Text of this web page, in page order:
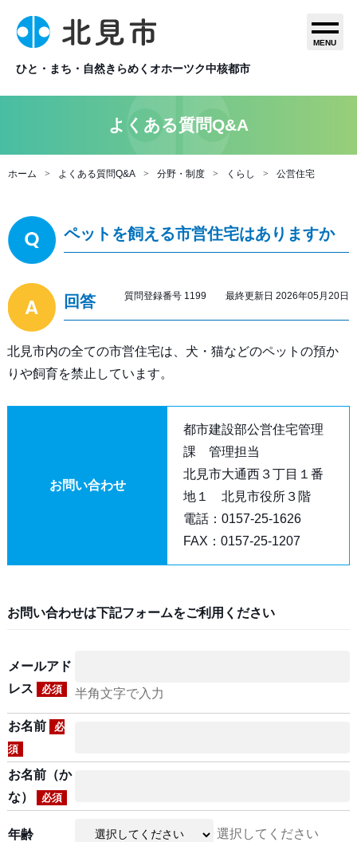
ひと・まち・自然きらめくオホーツク中核都市
MENU
よくある質問Q&A
ホーム よくある質問Q&A 分野・制度 くらし 公営住宅
ペットを飼える市営住宅はありますか
回答 質問登録番号 1199 最終更新日 2026年05月20日
北見市内の全ての市営住宅は、犬・猫などのペットの預か
りや飼育を禁止しています。
お問い合わせ
都市建設部公営住宅管理
課 管理担当
北見市大通西３丁目１番
地１ 北見市役所３階
電話：0157-25-1626
FAX：0157-25-1207
お問い合わせは下記フォームをご利用ください
メールアド
レス
必須 半角文字で入力
お名前
必
須
お名前（か
な）
必須
年齢 選択してください